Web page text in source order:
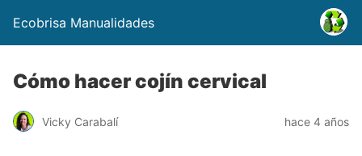
Ecobrisa Manualidades
Cómo hacer cojín cervical
Vicky Carabalí hace 4 años